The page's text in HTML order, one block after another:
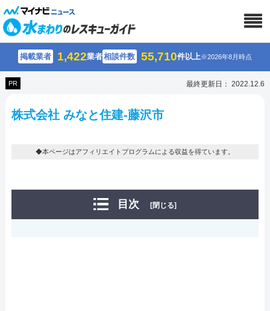
掲載業者 1,422業者相談件数 55,710件以上※2026年8月時点
PR 最終更新日： 2022.12.6
株式会社 みなと住建-藤沢市
◆本ページはアフィリエイトプログラムによる収益を得ています。
目次 [閉じる]